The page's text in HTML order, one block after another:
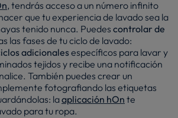
, tendrás acceso a un número infinito
que tu experiencia de lavado sea la
tenido nunca. Puedes controlar de
las fases de tu ciclo de lavado:
adicionalesespecíficos para lavar y
tejidos y recibe una notificación
También puedes crear un
fotografiando las etiquetas
laaplicación hOn te
para tu ropa.